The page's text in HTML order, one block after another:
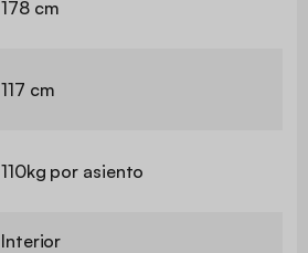
178 cm
117 cm
110kg por asiento
Interior